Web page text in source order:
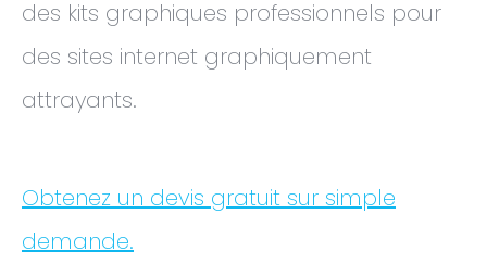
des kits graphiques professionnels pour
des sites internet graphiquement
attrayants.
Obtenez un devis gratuit sur simple
demande.